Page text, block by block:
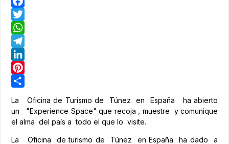
Facebook
Twitter
WhatsApp
Telegram
LinkedIn
Pinterest
La Oficina de Turismo de Túnez en España ha abierto
un "Experience Space" que recoja , muestre y comunique
el alma del país a todo el que lo visite.
La Oficina de turismo de Túnez en España ha dado a